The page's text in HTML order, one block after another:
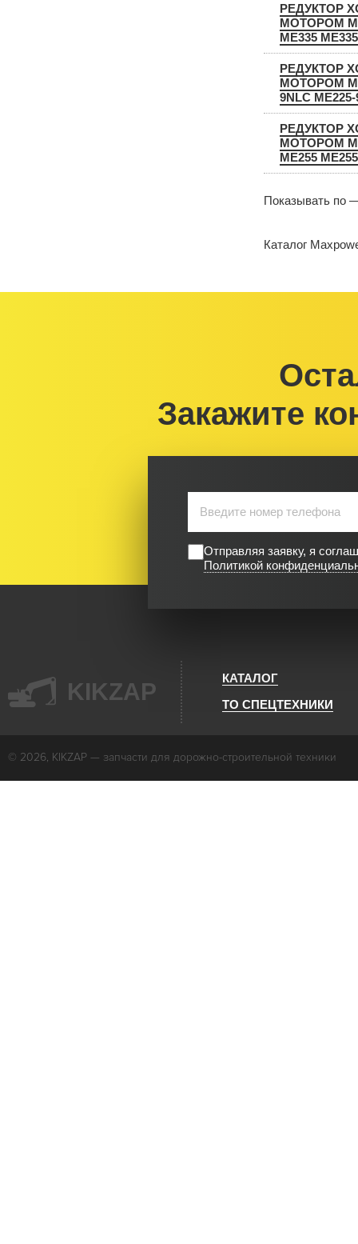
РЕДУКТОР
МОТОРОМ
ME335
РЕДУКТОР
МОТОРОМ
9NLC
РЕДУКТОР
МОТОРОМ
ME255
Показывать по
Каталог
Закажите
Отправляя заявку, я
Политикой
KIKZAP
КАТАЛОГ
ТО СПЕЦТЕХНИКИ
© 2026, KIKZAP — запчасти для дорожно-строительной техники